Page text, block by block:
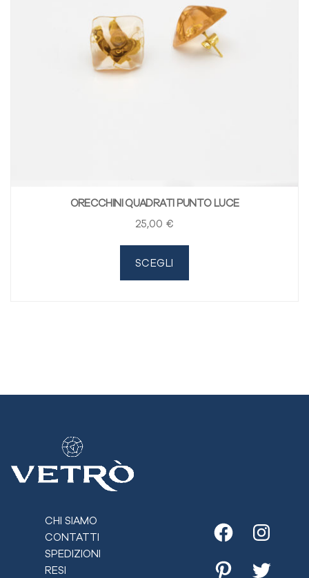
ORECCHINI QUADRATI PUNTO LUCE
25,00 €
SCEGLI
CHI SIAMO
CONTATTI
SPEDIZIONI
RESI
Facebook